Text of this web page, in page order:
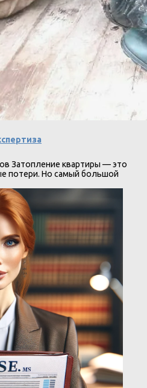
Затопление квартиры — это
потери. Но самый большой